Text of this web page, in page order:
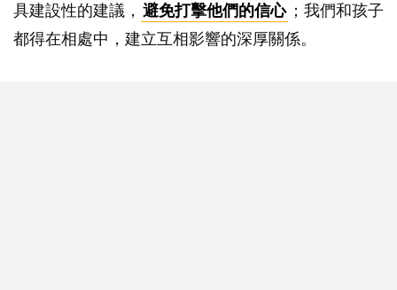
具建設性的建議， 避免打擊他們的信心 ；我們和孩子
都得在相處中，建立互相影響的深厚關係。